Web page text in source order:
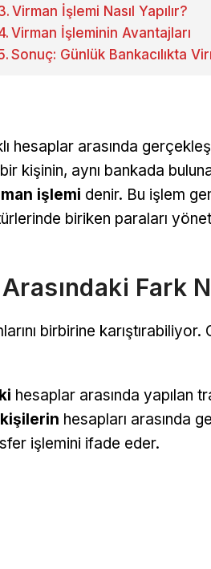
Virman İşlemi Nasıl Yapılır?
Virman İşleminin Avantajları
Sonuç: Günlük Bankacılıkta
hesaplar arasında
kişinin, aynı bankada
işlemi denir. Bu işlem
biriken paraları
Fark
birbirine
hesaplar arasında yapılan
hesapları arasında
işlemini ifade eder.